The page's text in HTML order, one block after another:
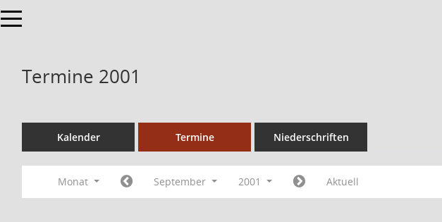
Toggle navigation
Termine 2001
Kalender Termine Niederschriften
Monat September 2001 Aktuell